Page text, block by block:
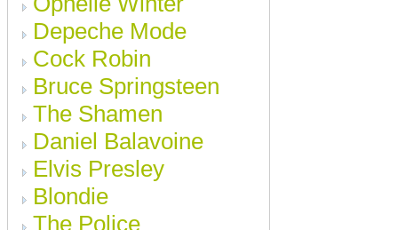
Depeche Mode
Cock Robin
Bruce Springsteen
The Shamen
Daniel Balavoine
Elvis Presley
Blondie
The Police